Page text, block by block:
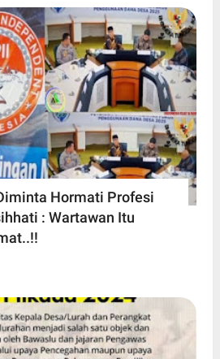
Hormati Profesi
: Wartawan Itu